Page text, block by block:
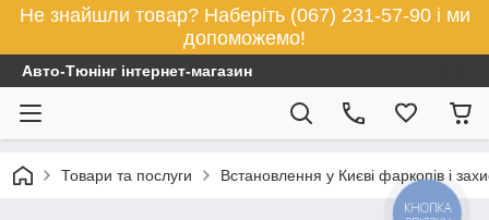
Не знайшли товар? Наберіть (067) 231-57-90 і ми
допоможемо!
Авто-Тюнінг інтернет-магазин
Товари та послуги Встановлення у Києві фаркопів і
КНОПКА